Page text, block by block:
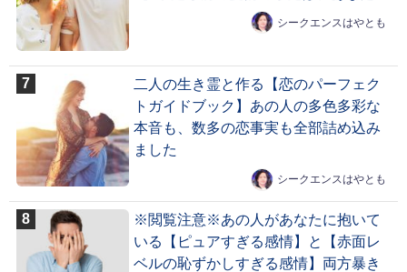
シークエンスはやとも
二人の生き霊と作る【恋のパーフェク
トガイドブック】あの人の多色多彩な
本音も、数多の恋事実も全部詰め込み
ました
シークエンスはやとも
※閲覧注意※あの人があなたに抱いて
いる【ピュアすぎる感情】と【赤面レ
ベルの恥ずかしすぎる感情】両方暴き